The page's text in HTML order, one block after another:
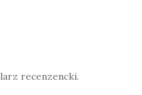
recenzencki.